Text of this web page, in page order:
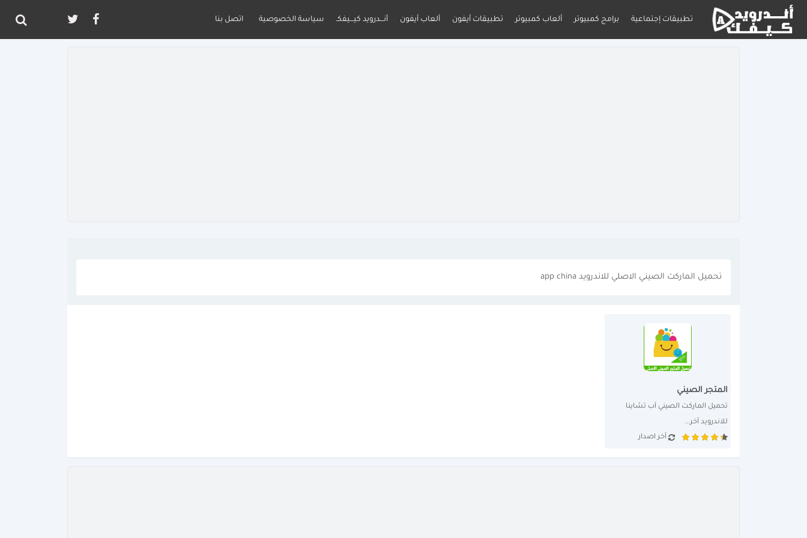
تطبيقات إجتماعية برامج كمبيوتر ألعاب كمبيوتر تطبيقات أيفون ألعاب أيفون أنـــدرويد كيـــيفكـ سياسة الخصوصية اتصل بنا
تحميل الماركت الصيني الاصلي للاندرويد app china
المتجر الصيني
للاندرويد آخر...
آخر اصدار